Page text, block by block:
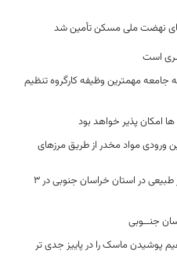
نهضت ملی مسکن تأمین شد
است
جامعه مهمترین وظیفه کارگروه تنظیم
ها امکان پذیر خواهد بود
ورودی مواد مخدر از طریق مرزهای
مصرف بالغ بر 341 ميليون مترمکعب گاز طبیعی در استان خراسان جنوبی در 3
جنــوبی
پوشیدن ماسک را در پاییز جدی تر